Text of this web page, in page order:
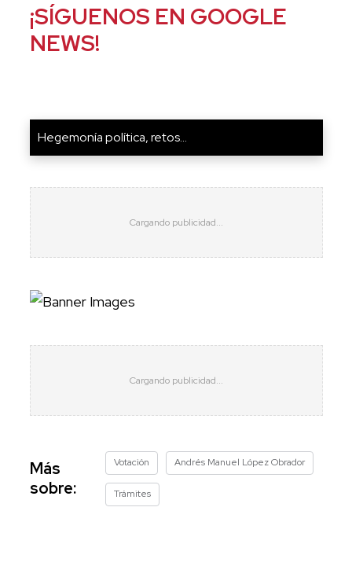
¡SÍGUENOS EN GOOGLE
NEWS!
Hegemonía política, retos...
Más
sobre:
Votación Andrés Manuel López Obrador
Trámites